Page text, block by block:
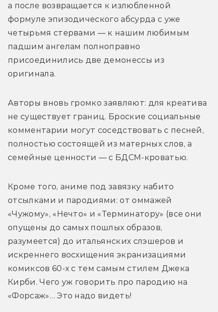
а после возвращается к излюбленной
формуле эпизодического абсурда с уже
четырьмя стервами — к нашим любимым
падшим ангелам полноправно
присоединились две демонессы из
оригинала.
Авторы вновь громко заявляют: для креатива
не существует границ. Броские социальные
комментарии могут соседствовать с песней,
полностью состоящей из матерных слов, а
семейные ценности — с БДСМ-кроватью.
Кроме того, аниме под завязку набито
отсылками и пародиями: от оммажей
«Чужому», «Нечто» и «Терминатору» (все они
опущены до самых пошлых образов,
разумеется) до итальянских слэшеров и
искреннего восхищения экранизациями
комиксов 60-х с тем самым стилем Джека
Кирби. Чего уж говорить про пародию на
«Форсаж»… Это надо видеть!